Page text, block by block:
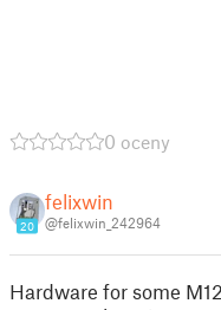
0 oceny
20
felixwin
@felixwin_242964
Hardware for some